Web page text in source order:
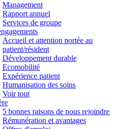
Management
Rapport annuel
Services de groupe
Accueil et attention portée au
patient/résident
Développement durable
Ecomobilité
Expérience patient
Humanisation des soins
Voir tout
5 bonnes raisons de nous rejoindre
Rémunération et avantages